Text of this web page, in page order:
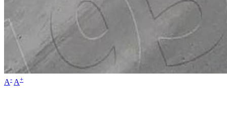
A- A+